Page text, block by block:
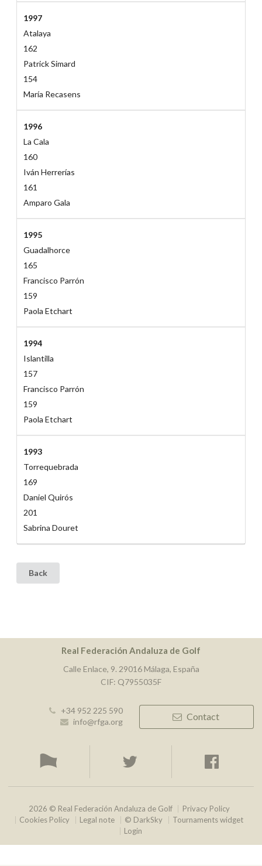
1997
Atalaya
162
Patrick Simard
154
María Recasens
1996
La Cala
160
Iván Herrerías
161
Amparo Gala
1995
Guadalhorce
165
Francisco Parrón
159
Paola Etchart
1994
Islantilla
157
Francisco Parrón
159
Paola Etchart
1993
Torrequebrada
169
Daniel Quirós
201
Sabrina Douret
Back
Real Federación Andaluza de Golf
Calle Enlace, 9. 29016 Málaga, España
CIF: Q7955035F
+34 952 225 590
info@rfga.org
Contact
2026 © Real Federación Andaluza de Golf
Privacy Policy
Cookies Policy
Legal note © DarkSky
Tournaments widget
Login